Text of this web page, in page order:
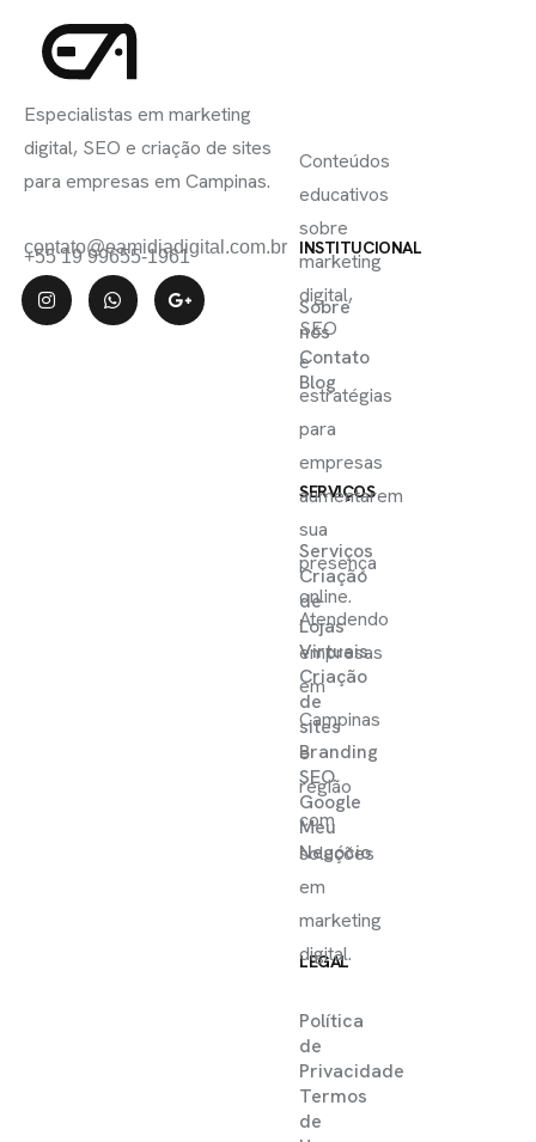
Especialistas em marketing
digital, SEO e criação de sites
para empresas em Campinas.
contato@eamidiadigital.com.br
+55 19 99655-1961 INSTITUCIONAL
Sobre
nós
Contato
Blog
SERVIÇOS
Serviços
Criação
de
Lojas
Virtuais
Criação
de
sites
Branding
SEO
Google
Meu
Negócio
LEGAL
Política
de
Privacidade
Termos
de
Conteúdos
educativos
sobre
marketing
digital,
SEO
e
estratégias
para
empresas
aumentarem
sua
presença
online.
Atendendo
empresas
em
Campinas
e
região
com
soluções
em
marketing
digital.